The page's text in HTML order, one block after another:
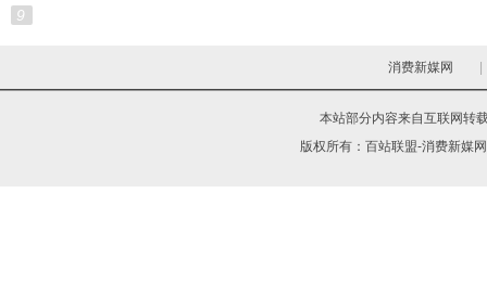
9
消费新媒网
本站部分内容来自互联网转
版权所有： 百站联盟-消费新媒网